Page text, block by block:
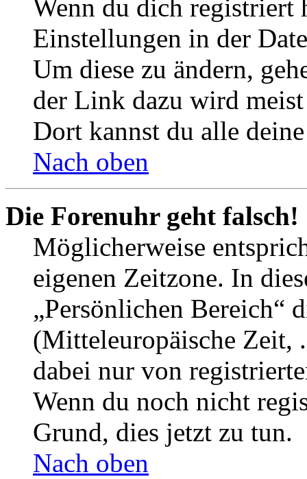
Wenn du dich registriert
Einstellungen in der
Um diese zu ändern,
der Link dazu wird
Dort kannst du alle
Nach oben
Die Forenuhr geht falsch!
Möglicherweise
eigenen Zeitzone. In
„Persönlichen Bereich“
(Mitteleuropäische Zeit,
dabei nur von
Wenn du noch nicht
Grund, dies jetzt zu tun.
Nach oben